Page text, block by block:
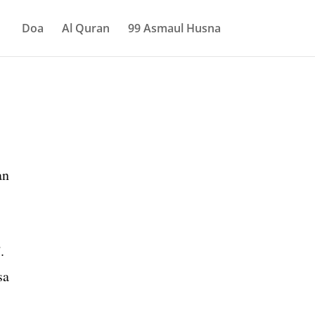
Doa Al Quran 99 Asmaul Husna